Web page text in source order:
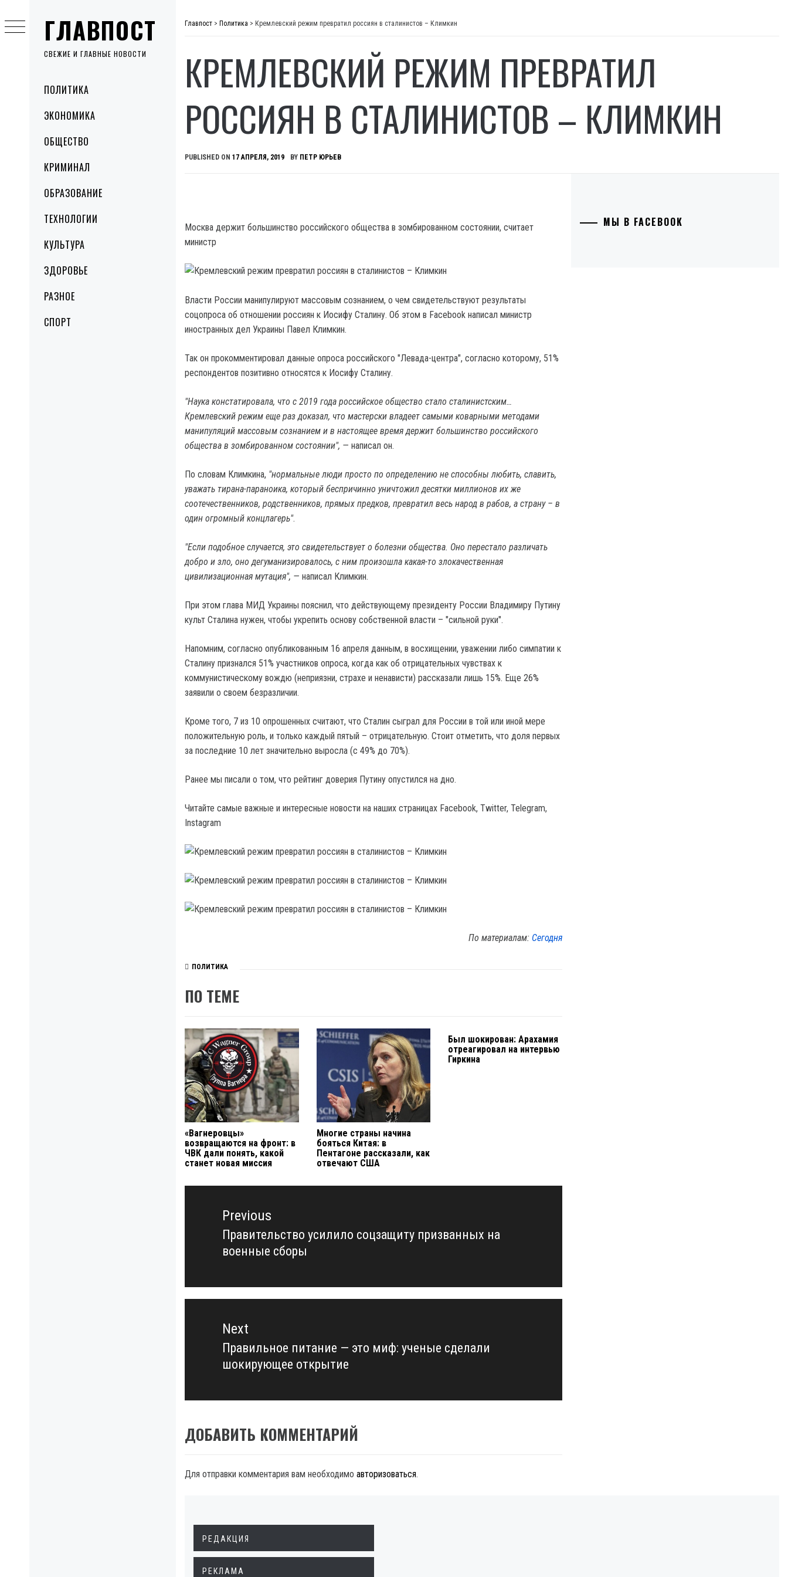
ГЛАВПОСТ
СВЕЖИЕ И ГЛАВНЫЕ НОВОСТИ
MenuПОЛИТИКА
ЭКОНОМИКА
ОБЩЕСТВО
КРИМИНАЛ
ОБРАЗОВАНИЕ
ТЕХНОЛОГИИ
КУЛЬТУРА
ЗДОРОВЬЕ
РАЗНОЕ
СПОРТ
to
content
Главпост > Политика > Кремлевский режим превратил россиян в сталинистов – Климкин
КРЕМЛЕВСКИЙ РЕЖИМ ПРЕВРАТИЛ
РОССИЯН В СТАЛИНИСТОВ – КЛИМКИН
PUBLISHED ON 17 АПРЕЛЯ, 2019 BY ПЕТР ЮРЬЕВ
Москва держит большинство российского общества в зомбированном состоянии, считает
министр
Власти России манипулируют массовым сознанием, о чем свидетельствуют результаты
соцопроса об отношении россиян к Иосифу Сталину. Об этом в Facebook написал министр
иностранных дел Украины Павел Климкин.
Так он прокомментировал данные опроса российского "Левада-центра", согласно которому, 51%
респондентов позитивно относятся к Иосифу Сталину.
"Наука констатировала, что с 2019 года российское общество стало сталинистским…
Кремлевский режим еще раз доказал, что мастерски владеет самыми коварными методами
манипуляций массовым сознанием и в настоящее время держит большинство российского
общества в зомбированном состоянии", — написал он.
По словам Климкина, "нормальные люди просто по определению не способны любить, славить,
уважать тирана-параноика, который беспричинно уничтожил десятки миллионов их же
соотечественников, родственников, прямых предков, превратил весь народ в рабов, а страну – в
один огромный концлагерь".
"Если подобное случается, это свидетельствует о болезни общества. Оно перестало различать
добро и зло, оно дегуманизировалось, с ним произошла какая-то злокачественная
цивилизационная мутация", — написал Климкин.
При этом глава МИД Украины пояснил, что действующему президенту России Владимиру Путину
культ Сталина нужен, чтобы укрепить основу собственной власти – "сильной руки".
Напомним, согласно опубликованным 16 апреля данным, в восхищении, уважении либо симпатии к
Сталину признался 51% участников опроса, когда как об отрицательных чувствах к
коммунистическому вождю (неприязни, страхе и ненависти) рассказали лишь 15%. Еще 26%
заявили о своем безразличии.
Кроме того, 7 из 10 опрошенных считают, что Сталин сыграл для России в той или иной мере
положительную роль, и только каждый пятый – отрицательную. Стоит отметить, что доля первых
за последние 10 лет значительно выросла (с 49% до 70%).
Ранее мы писали о том, что рейтинг доверия Путину опустился на дно.
Читайте самые важные и интересные новости на наших страницах Facebook, Twitter, Telegram,
Instagram
По материалам: Сегодня
ПОЛИТИКА
ПО ТЕМЕ
«Вагнеровцы»
возвращаются на фронт: в
ЧВК дали понять, какой
станет новая миссия
Многие страны начина
бояться Китая: в
Пентагоне рассказали, как
отвечают США
Был шокирован: Арахамия
отреагировал на интервью
Гиркина
Навигация
записямPrevious
Previous
post:
Правительство усилило соцзащиту призванных на
военные сборы
Next
Next
post:
Правильное питание — это миф: ученые сделали
шокирующее открытие
ДОБАВИТЬ КОММЕНТАРИЙ
Для отправки комментария вам необходимо авторизоваться.
МЫ В FACEBOOK
РЕДАКЦИЯ
РЕКЛАМА